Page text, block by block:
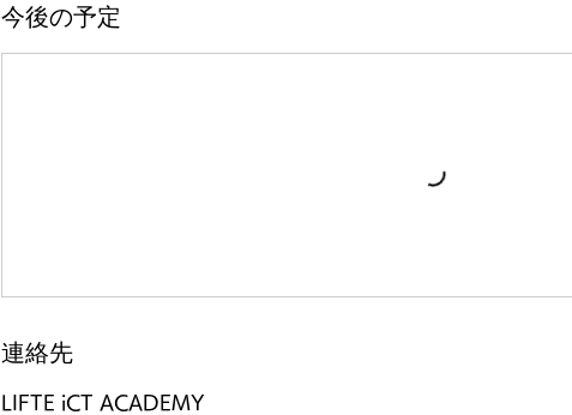
今後の予定
連絡先
LIFTE iCT ACADEMY